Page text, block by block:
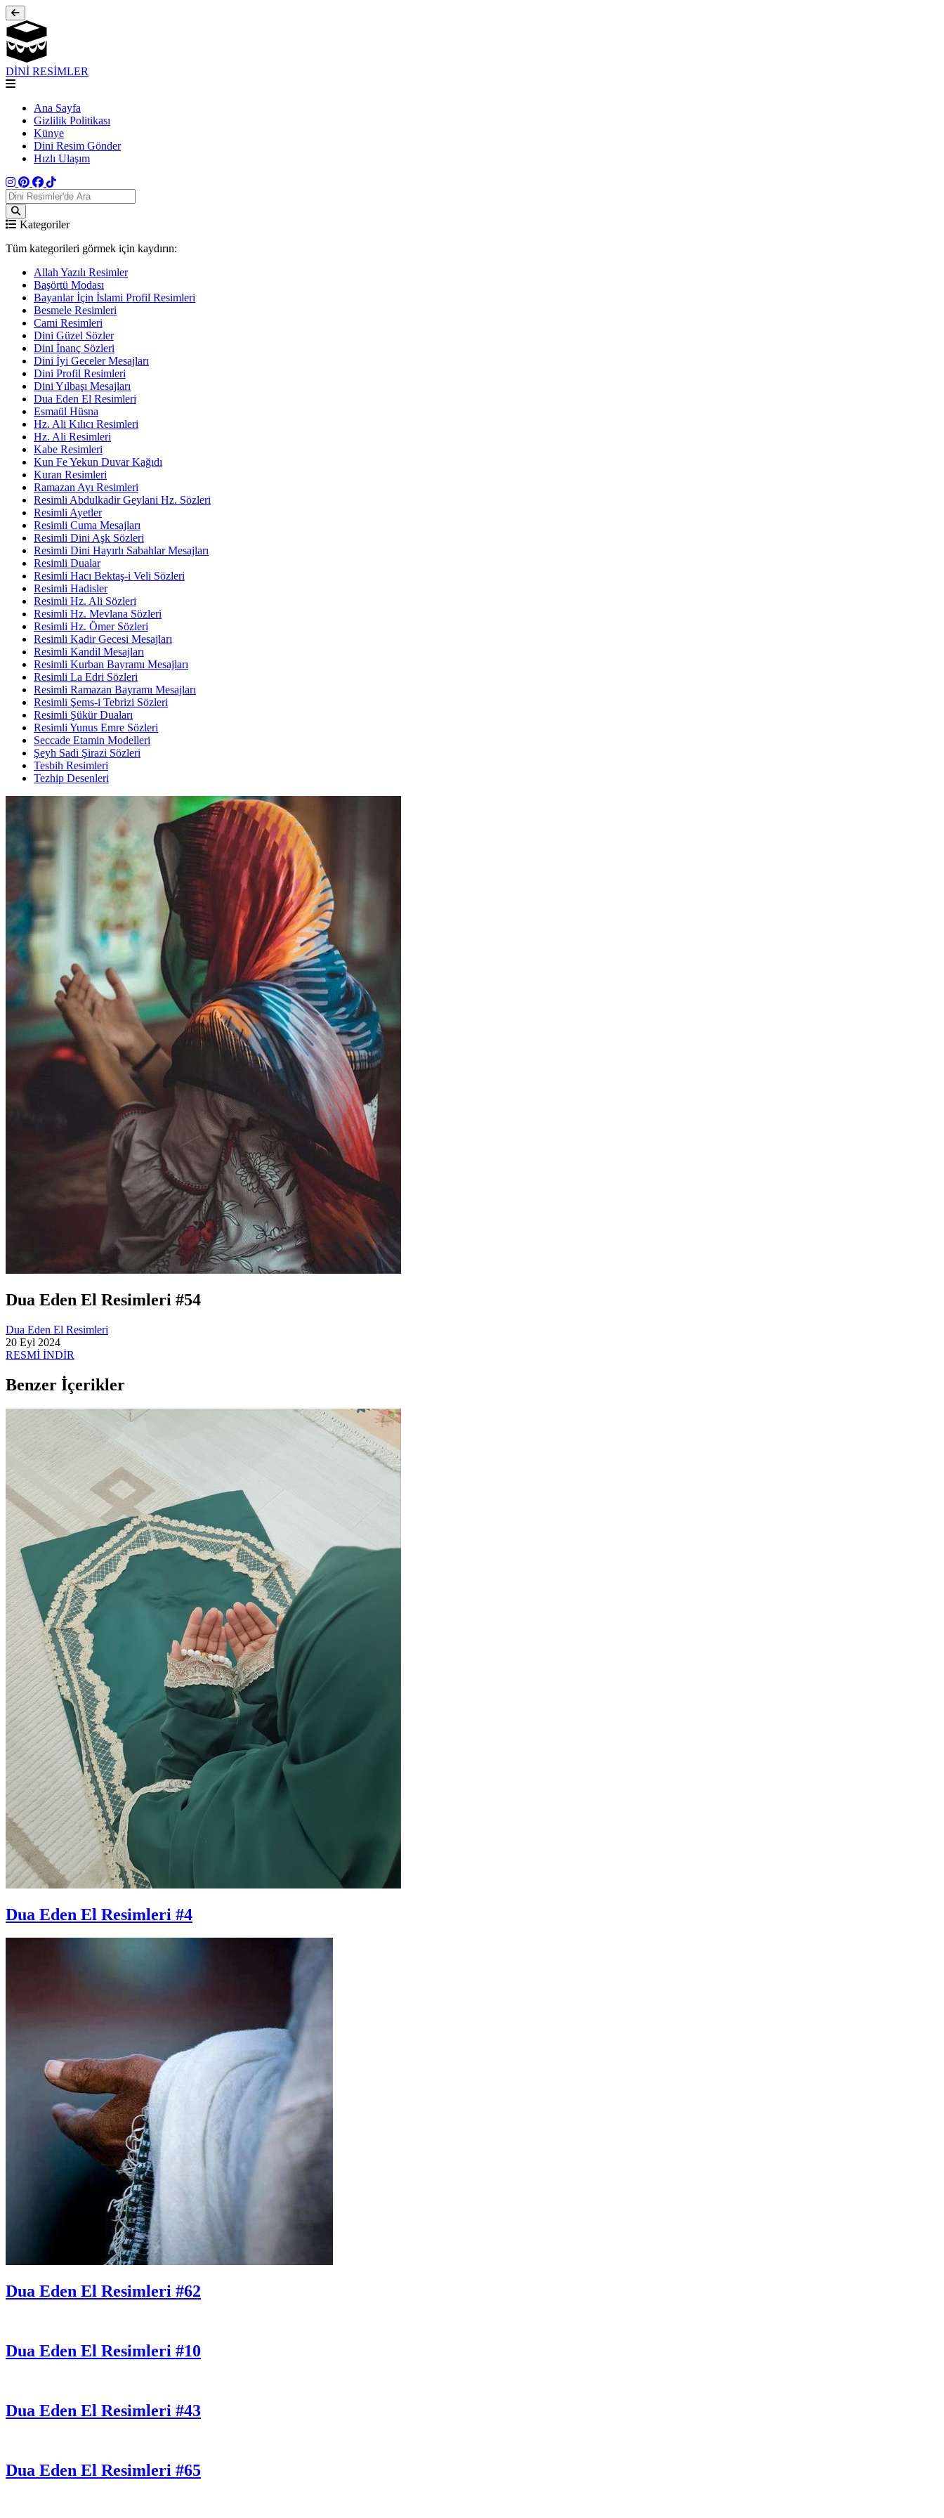
DİNİ RESİMLER
Ana Sayfa
Gizlilik Politikası
Künye
Dini Resim Gönder
Hızlı Ulaşım
Kategoriler
Tüm kategorileri görmek için kaydırın:
Allah Yazılı Resimler
Başörtü Modası
Bayanlar İçin İslami Profil Resimleri
Besmele Resimleri
Cami Resimleri
Dini Güzel Sözler
Dini İnanç Sözleri
Dini İyi Geceler Mesajları
Dini Profil Resimleri
Dini Yılbaşı Mesajları
Dua Eden El Resimleri
Esmaül Hüsna
Hz. Ali Kılıcı Resimleri
Hz. Ali Resimleri
Kabe Resimleri
Kun Fe Yekun Duvar Kağıdı
Kuran Resimleri
Ramazan Ayı Resimleri
Resimli Abdulkadir Geylani Hz. Sözleri
Resimli Ayetler
Resimli Cuma Mesajları
Resimli Dini Aşk Sözleri
Resimli Dini Hayırlı Sabahlar Mesajları
Resimli Dualar
Resimli Hacı Bektaş-i Veli Sözleri
Resimli Hadisler
Resimli Hz. Ali Sözleri
Resimli Hz. Mevlana Sözleri
Resimli Hz. Ömer Sözleri
Resimli Kadir Gecesi Mesajları
Resimli Kandil Mesajları
Resimli Kurban Bayramı Mesajları
Resimli La Edri Sözleri
Resimli Ramazan Bayramı Mesajları
Resimli Şems-i Tebrizi Sözleri
Resimli Şükür Duaları
Resimli Yunus Emre Sözleri
Seccade Etamin Modelleri
Şeyh Sadi Şirazi Sözleri
Tesbih Resimleri
Tezhip Desenleri
Dua Eden El Resimleri #54
Dua Eden El Resimleri
20 Eyl 2024
RESMİ İNDİR
Benzer İçerikler
Dua Eden El Resimleri #4
Dua Eden El Resimleri #62
Dua Eden El Resimleri #10
Dua Eden El Resimleri #43
Dua Eden El Resimleri #65